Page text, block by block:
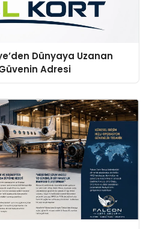
Dünyaya Uzanan
Adresi